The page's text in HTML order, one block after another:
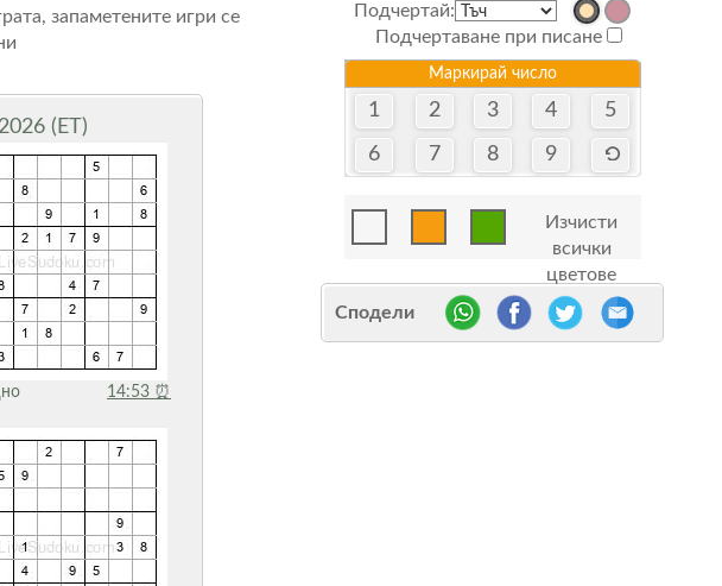
запаметените игри се
(ET)
14:53 ⏰
Подчертай:
Подчертаване при писане
Маркирай число
1 2 3 4 5
6 7 8 9
Изчисти
всички
цветове
Сподели